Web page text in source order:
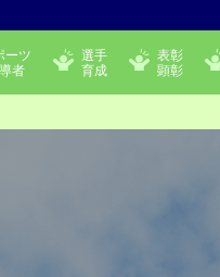
ーツ
者
選手
育成
表彰
顕彰